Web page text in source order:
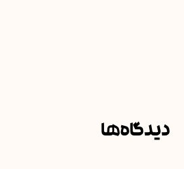
دیدگاه‌ها